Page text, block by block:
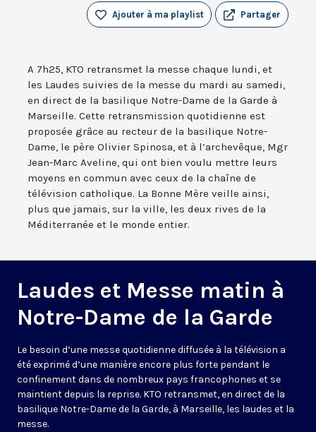
Partager
Ajouter à ma playlist
A 7h25, KTO retransmet la messe chaque lundi, et
les Laudes suivies de la messe du mardi au samedi,
en direct de la basilique Notre-Dame de la Garde à
Marseille. Cette retransmission quotidienne est
proposée grâce au recteur de la basilique Notre-
Dame, le père Olivier Spinosa, et à l’archevêque, Mgr
Jean-Marc Aveline, qui ont bien voulu mettre leurs
moyens en commun avec ceux de la chaîne de
télévision catholique. La Bonne Mère veille ainsi,
plus que jamais, sur la ville, les deux rives de la
Méditerranée et le monde entier.
Laudes et Messe matin à
Notre-Dame de la Garde
Le besoin d’une messe quotidienne diffusée à la télévision a
été exprimé d’une manière encore plus forte pendant le
confinement dans de nombreux pays francophones et se
maintient depuis la reprise. KTO retransmet, en direct de la
basilique Notre-Dame de la Garde, à Marseille, les laudes et la
messe.